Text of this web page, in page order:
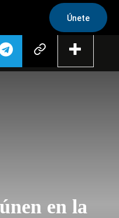
Únete
en la